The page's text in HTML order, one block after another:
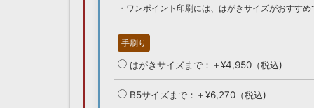
・ワンポイント印刷には、はがきサイズがおすすめ
手刷り
はがきサイズまで：＋¥4,950（税込)
B5サイズまで：＋¥6,270（税込)